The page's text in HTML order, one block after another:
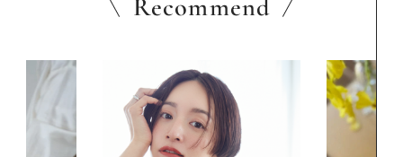
Recommend